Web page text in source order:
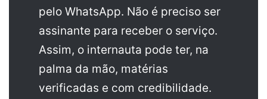
pelo WhatsApp. Não é preciso ser
assinante para receber o serviço.
Assim, o internauta pode ter, na
palma da mão, matérias
verificadas e com credibilidade.